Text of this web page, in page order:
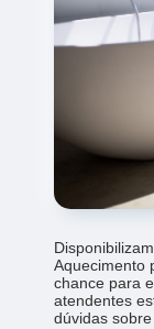
Aquecimento
chance para
atendentes
dúvidas